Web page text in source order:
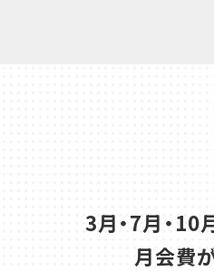
3月・7月・
月会費